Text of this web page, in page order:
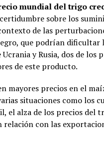
mundial del trigo
sobre los
de las
que podrían dificultar
y Rusia, dos de los
de este producto.
mayores precios en el
situaciones como los
el alza de los precios del
con las